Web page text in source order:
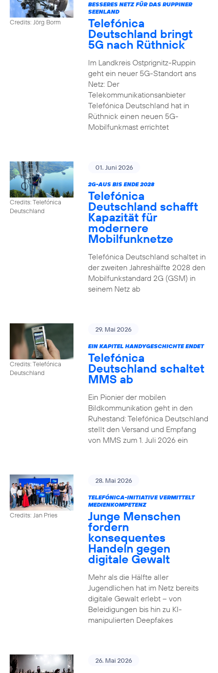
Credits: Jörg Borm
BESSERES NETZ FÜR DAS RUPPINER
SEENLAND
Telefónica
Deutschland bringt
5G nach Rüthnick
Im Landkreis Ostprignitz-Ruppin
geht ein neuer 5G-Standort ans
Netz: Der
Telekommunikationsanbieter
Telefónica Deutschland hat in
Rüthnick einen neuen 5G-
Mobilfunkmast errichtet
Credits: Telefónica
Deutschland
01. Juni 2026
2G-AUS BIS ENDE 2028
Telefónica
Deutschland schafft
Kapazität für
modernere
Mobilfunknetze
Telefónica Deutschland schaltet in
der zweiten Jahreshälfte 2028 den
Mobilfunkstandard 2G (GSM) in
seinem Netz ab
Credits: Telefónica
Deutschland
29. Mai 2026
EIN KAPITEL HANDYGESCHICHTE ENDET
Telefónica
Deutschland schaltet
MMS ab
Ein Pionier der mobilen
Bildkommunikation geht in den
Ruhestand: Telefónica Deutschland
stellt den Versand und Empfang
von MMS zum 1. Juli 2026 ein
Credits: Jan Pries
28. Mai 2026
TELEFÓNICA-INITIATIVE VERMITTELT
MEDIENKOMPETENZ
Junge Menschen
fordern
konsequentes
Handeln gegen
digitale Gewalt
Mehr als die Hälfte aller
Jugendlichen hat im Netz bereits
digitale Gewalt erlebt – von
Beleidigungen bis hin zu KI-
manipulierten Deepfakes
26. Mai 2026